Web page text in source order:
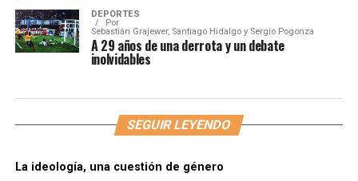
DEPORTES
Por
Sebastián Grajewer, Santiago Hidalgo y Sergio Pogonza
A 29 años de una derrota y un debate
inolvidables
SEGUIR LEYENDO
La ideología, una cuestión de género